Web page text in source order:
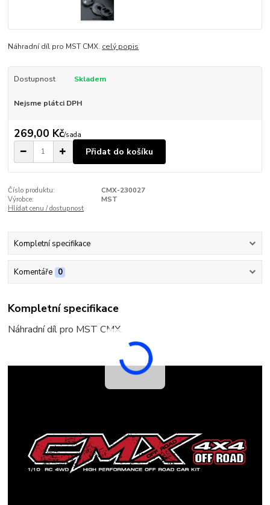
Náhradní díl pro MST CMX. celý popis
Dostupnost Skladem
Nejsme plátci DPH
269,00 Kč/sada
Přidat do košíku
Číslo produktu:
CMX-230027
Výrobce:
MST
Hlídat cenu / dostupnost
Kompletní specifikace
Komentáře 0
Kompletní specifikace
Náhradní díl pro MST CMX.